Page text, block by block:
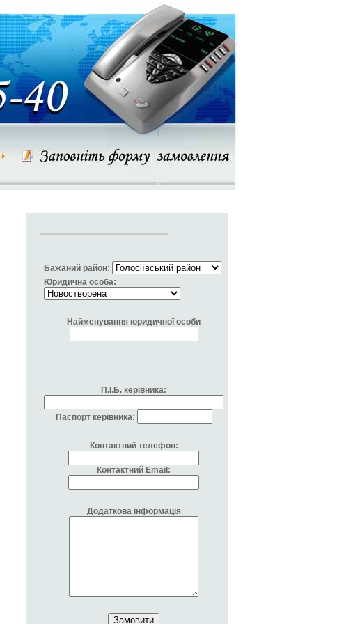
Бажаний район:
Юридична особа:
Найменування юридичної особи
П.І.Б. керівника:
Паспорт керівника:
Контактний телефон:
Контактний Email:
Додаткова інформація